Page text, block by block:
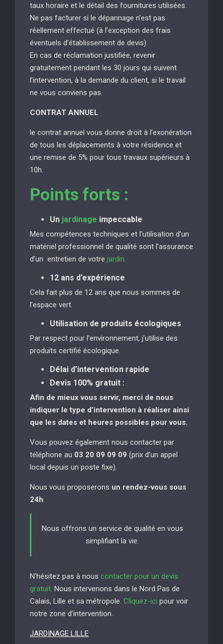
taux horaire et le détail des fournitures utilisées.
Ne pas facturer si le dépannage n’est pas
réellement effectué (à l’exception des frais
éventuels d’établissement de devis)
En cas de réclamation justifiée, revenir
gratuitement pendant les 30 jours qui suivent
l’intervention, à la demande du client, si le travail
ne vous conviens pas.
CONTRAT ANNUEL
le contrat annuel vous donne droit à l’exonération
de tous les déplacements à votre résidence et
une remise de 5% pour tous travaux supérieurs à
10h.
Points forts :
Un jardinage impeccable
Mes compétences techniques et l’utilisation d’un
matériel professionnel de qualité sont l’assurance
d’un entretien de votre jardin
12 ans d’expérience
Cela fait plus de 12 ans que nous sommes de
l’espace vert.
Utilisation de produits écologiques
Par respect pour l’environnement, j’utilise des
produits certifié écologique.
Délai d’intervention rapide
Devis 100% gratuit :
Afin de mieux vous servir, merci de nous
indiquer le type d’intervention à réaliser ainsi
que les dates et heures possibles pour vous.
Vous pouvez également nous contacter par
téléphone au 03 20 09 09 09 (prix d’un appel
local depuis un poste fixe).
Nous vous proposerons un rendez-vous sous
24h
Nous offrons un service de qualité en vous
simplifiant la vie.
N’hésitez pas à nous contacter pour un devis
gratuit . Nous intervenons dans le Nord Pas de
Calais, Lille et sa métropole. Cliquez-ici pour voir
notre zone d’intervention.
JARDINAGE LILLE